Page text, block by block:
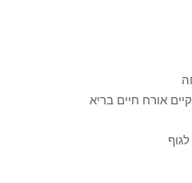
אורח חיים בריא